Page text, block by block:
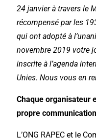
24 janvier à travers le
récompensé par les
qui ont adopté à
novembre 2019 votre
inscrite à l’agenda
Unies. Nous vous en
Chaque organisateur
propre
L’ONG RAPEC et le